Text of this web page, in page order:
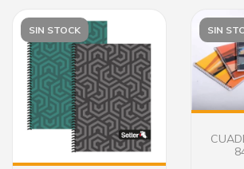
SIN STOCK SIN